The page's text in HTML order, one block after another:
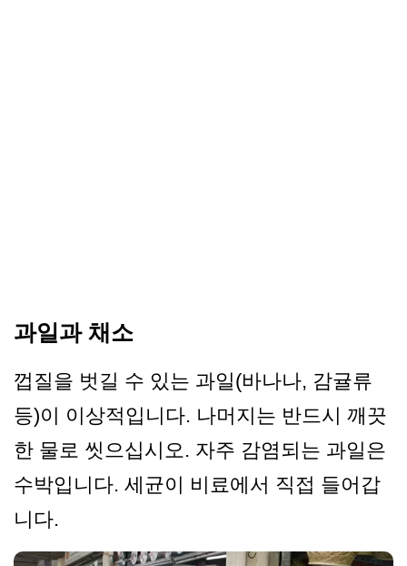
과일과 채소
껍질을 벗길 수 있는 과일(바나나, 감귤류
등)이 이상적입니다. 나머지는 반드시 깨끗
한 물로 씻으십시오. 자주 감염되는 과일은
수박입니다. 세균이 비료에서 직접 들어갑
니다.